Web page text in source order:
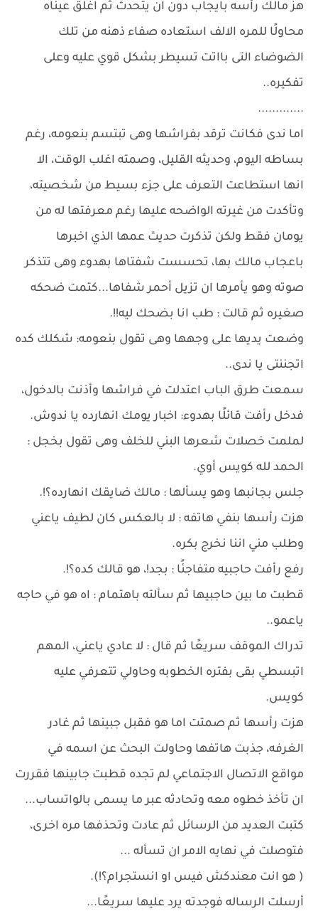
هز مالك رأسه بايجاب دون ان يتحدث ثم اغلق عيناه
محاولًا للمره الالف استعاده صفاء ذهنه من تلك
الضوضاء التى بااتت تسيطر بشكل قوي عليه وعلى
تفكيره..
.............
اما ندى فكانت ترقد بفراشها وهى تبتسم بنعومه، رغم
بساطه اليوم، وحديثه القليل، وصمته اغلب الوقت، الا
انها استطاعت التعرف على جزء بسيط من شخصيته،
وتأكدت من غيرته الواضحه عليها رغم معرفتها له من
يومان فقط ولكن تذكرت حديث عمها الذي اخبرها
باعجاب مالك بها، تحسست شفتاها بهدوء وهى تتذكر
صوته وهو يأمرها ان تزيل أحمر شفاها...كتمت ضحكه
صغيره ثم قالت : طب انا بضحك ليه!!.
وضعت يديها على وجهها وهى تقول بنعومه: شكلك كده
اتجننتى يا ندى..
سمعت طرق الباب اعتدلت في فراشها وأذنت بالدخول،
فدخل رأفت قائلًا بهدوء: اخبار يومك انهارده يا ندوش.
لملمت خصلات شعرها البني للخلف وهى تقول بخجل :
الحمد لله كويس أوي.
جلس بجانبها وهو يسألها : مالك ضايقك انهارده؟!.
هزت رأسها بنفي هاتفه : لا بالعكس كان لطيف ياعني
وطلب مني اننا نخرج بكره.
رفع رأفت حاجبيه متفاجئًا : بجد!، هو قالك كده؟!.
قطبت ما بين حاجبيها ثم سألته باهتمام : اه هو في حاجه
ياعمو..
تدراك الموقف سريعًا ثم قال : لا عادي ياعني، المهم
اتبسطي بقى بفتره الخطوبه وحاولي تتعرفي عليه
كويس.
هزت رأسها ثم صمتت اما هو فقبل جبينها ثم غادر
الغرفه، جذبت هاتفها وحاولت البحث عن اسمه في
مواقع الاتصال الاجتماعي لم تجده قطبت جابينها فقررت
ان تأخذ خطوه معه وتحادثه عبر ما يسمى بالواتساب...
كتبت العديد من الرسائل ثم عادت وتحذفها مره اخرى،
فتوصلت في نهايه الامر ان تسأله ...
( هو انت معندكش فيس او انستجرام؟!).
أرسلت الرساله فوجدته يرد عليها سريعًا...